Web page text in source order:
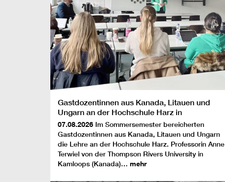
Gastdozentinnen aus Kanada, Litauen und
Ungarn an der Hochschule Harz in
Wernigerode
07.08.2026 Im Sommersemester bereicherten
Gastdozentinnen aus Kanada, Litauen und Ungarn
die Lehre an der Hochschule Harz. Professorin Anne
Terwiel von der Thompson Rivers University in
Kamloops (Kanada)… mehr